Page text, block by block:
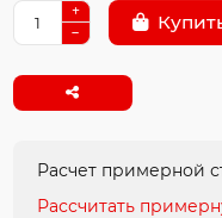
Расчет примерной
Рассчитать